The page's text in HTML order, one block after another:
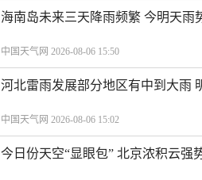
海南岛未来三天降雨频繁 今明天雨
中国天气网 2026-08-06 15:50
河北雷雨发展部分地区有中到大雨
中国天气网 2026-08-06 15:02
今日份天空“显眼包” 北京浓积云强